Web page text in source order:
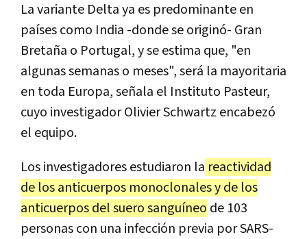
La variante Delta ya es predominante en
países como India -donde se originó- Gran
Bretaña o Portugal, y se estima que, "en
algunas semanas o meses", será la mayoritaria
en toda Europa, señala el Instituto Pasteur,
cuyo investigador Olivier Schwartz encabezó
el equipo.
Los investigadores estudiaron la reactividad
de los anticuerpos monoclonales y de los
anticuerpos del suero sanguíneo de 103
personas con una infección previa por SARS-